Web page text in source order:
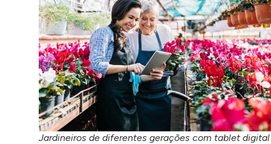
Jardineiros de diferentes gerações com tablet digital